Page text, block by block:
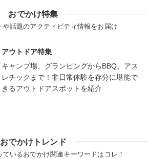
おでかけ特集
や話題のアクティビティ情報をお届け
アウトドア特集
キャンプ場、グランピングからBBQ、アス
レチックまで！非日常体験を存分に堪能で
きるアウトドアスポットを紹介
おでかけトレンド
いるおでかけ関連キーワードはコレ！